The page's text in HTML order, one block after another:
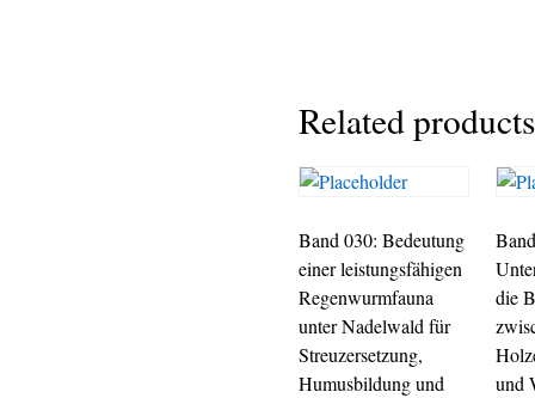
Related products
Band 030: Bedeutung
einer leistungsfähigen
Regenwurmfauna
unter Nadelwald für
Streuzersetzung,
Humusbildung und
die
und